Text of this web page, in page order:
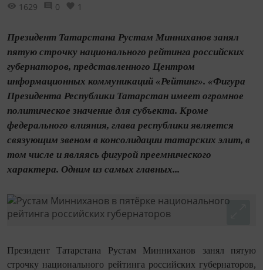
1629 0 1
Президент Татарстана Рустам Минниханов занял
пятую строчку национального рейтинга российских
губернаторов, представленного Центром
информационных коммуникаций «Рейтинг». «Фигура
Президента Республики Татарстан имеет огромное
политическое значение для субъекта. Кроме
федерального влияния, глава республики является
связующим звеном в консолидации татарских элит, в
том числе и являясь фигурой преемнического
характера. Одним из самых главных...
Президент Татарстана Рустам Минниханов занял пятую
строчку национального рейтинга российских губернаторов,